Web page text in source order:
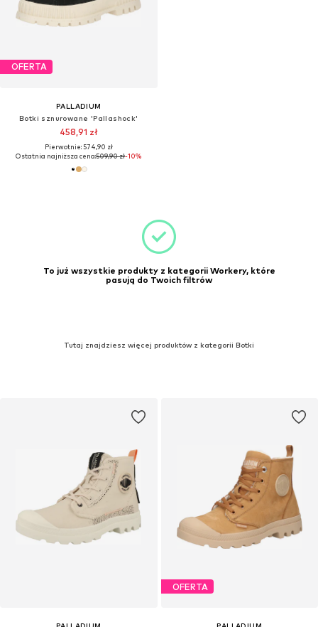
OFERTA
PALLADIUM
Botki sznurowane 'Pallashock'
458,91 zł
Pierwotnie: 574,90 zł
Ostatnia najniższa cena:509,90 zł-10%
To już wszystkie produkty z kategorii Workery, które
pasują do Twoich filtrów
Tutaj znajdziesz więcej produktów z kategorii Botki
OFERTA